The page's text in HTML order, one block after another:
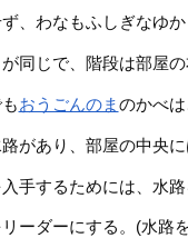
、わなもふしぎなゆか
同じで、階段は部屋の
おうごんのまのかべは
があり、部屋の中央
入手するためには、水
ーダーにする。(水路